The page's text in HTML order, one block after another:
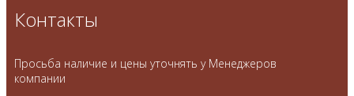
Контакты
Просьба наличие и цены уточнять у Менеджеров
компании